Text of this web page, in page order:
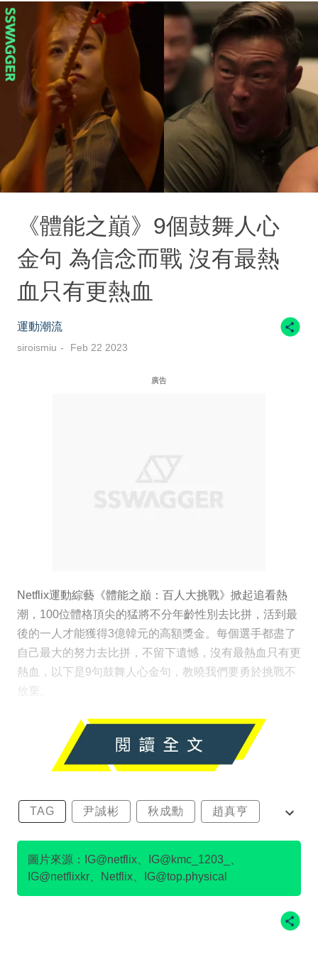
《體能之巔》9個鼓舞人心
金句 為信念而戰 沒有最熱
血只有更熱血
運動潮流
siroismiu Feb 22 2023
廣告
Netflix運動綜藝《體能之巔：百人大挑戰》掀起追看熱
潮，100位體格頂尖的猛將不分年齡性別去比拼，活到最
後的一人才能獲得3億韓元的高額獎金。每個選手都盡了
自己最大的努力去比拼，不留下遺憾，沒有最熱血只有更
熱血，以下是9句鼓舞人心金句，教曉我們要勇於挑戰不
放棄。
TAG 尹誠彬 秋成勳 趙真亨
金民澈
圖片來源：IG@netflix、IG@kmc_1203_、
IG@netflixkr、Netflix、IG@top.physical